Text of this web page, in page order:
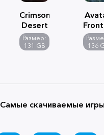
Crimson
Desert
Размер:
131 GB
of
136
Самые скачиваемые игры